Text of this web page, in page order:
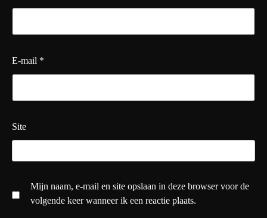
E-mail *
Site
Mijn naam, e-mail en site opslaan in deze browser voor de
volgende keer wanneer ik een reactie plaats.